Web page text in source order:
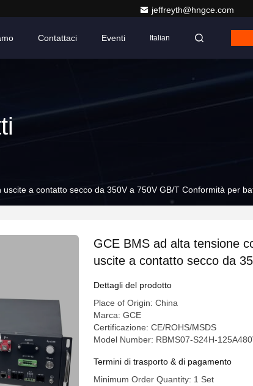
jeffreyth@hngce.com
Contattaci Eventi Italian
a contatto secco da 350V a 750V GB/T Conformità per
GCE BMS ad alta tensione
uscite a contatto secco da
Dettagli del prodotto
Place of Origin: China
Marca: GCE
Certificazione: CE/ROHS/MSDS
Model Number: RBMS07-S24H-
Termini di trasporto & di pagamento
Minimum Order Quantity: 1 Set